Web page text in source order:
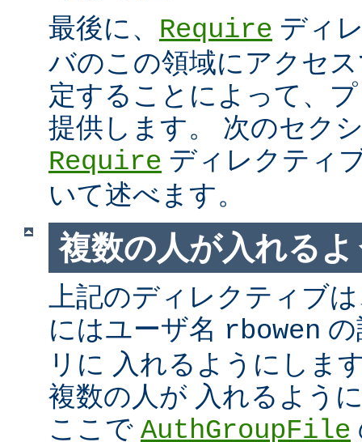
最後に、 Require ディ
バのこの領域にアクセ
定することによって、
提供します。 次のセク
Require ディレクティ
いて述べます。
複数の人が入れる
上記のディレクティブ
にはユーザ名 rbowen
リに 入れるようにしま
複数の人が 入れるよう
ここで AuthGroupFile